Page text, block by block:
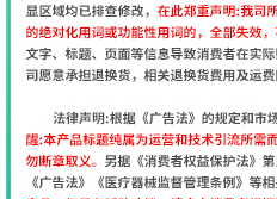
来的副作用。
体积小巧方便
疗。不受环境、
【温馨提示